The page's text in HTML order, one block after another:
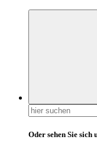
Suchen
nach:
Oder sehen Sie sich